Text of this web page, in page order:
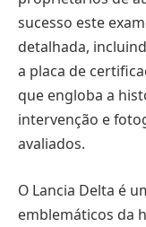
sucesso este
detalhada,
a placa de
que engloba a
intervenção e
avaliados.
O Lancia Delta é
emblemáticos da